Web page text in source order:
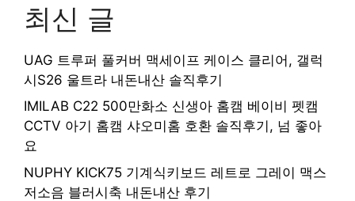
최신 글
UAG 트루퍼 풀커버 맥세이프 케이스 클리어, 갤럭
시S26 울트라 내돈내산 솔직후기
IMILAB C22 500만화소 신생아 홈캠 베이비 펫캠
CCTV 아기 홈캠 샤오미홈 호환 솔직후기, 넘 좋아
요
NUPHY KICK75 기계식키보드 레트로 그레이 맥스
저소음 블러시축 내돈내산 후기